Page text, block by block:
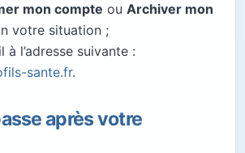
mon compte ouArchiver mon
votre situation ;
à l’adresse suivante :
sante.fr.
après votre